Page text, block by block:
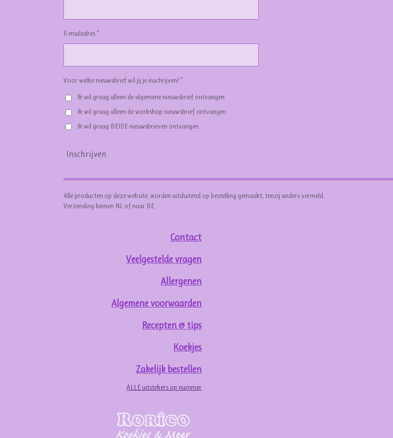
E-mailadres *
Voor welke nieuwsbrief wil jij je inschrijven? *
Ik wil graag alleen de algemene nieuwsbrief ontvangen
Ik wil graag alleen de workshop nieuwsbrief ontvangen
Ik wil graag BEIDE nieuwsbrieven ontvangen
Inschrijven
Alle producten op deze website, worden uitsluitend op bestelling gemaakt, tenzij anders vermeld.
Verzending binnen NL of naar BE.
Contact
Veelgestelde vragen
Allergenen
Algemene voorwaarden
Recepten & tips
Koekjes
Zakelijk bestellen
ALLE uitstekers op nummer